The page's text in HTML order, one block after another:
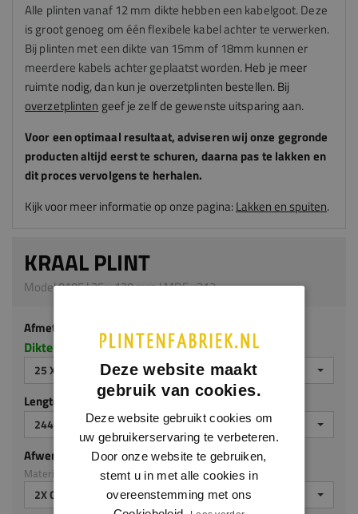
Alle plinten vanaf 12 mm dikte hebben een kabelgoot. Deze
is groot genoeg om één flexibele kabel achter te verwerken.
Bij plinten met een dikte van 15mm of 18mm kunnen er
meerdere kabels achter geplaatst worden.Heb je meer
ruimte nodig, dan kun je overzetplinten bestellen. Bij
overzetplinten geef je zelf de gewenste uitsparing aan.
Voor een optimaal resultaat, adviserenwijonze gegronde
producten altijd eerst te schuren, daarna pas te lakken en
dit proces vervolgens te herhalen.
Kijk voor meer informatie op onze pagina:Lakken en spuiten.
KRAAL PLINT
Model 0105 | 25 x 120 mm | MDF v313
Afmeting
Dikte x hoogte in millimeters
25 X 120 MM
Lengte (mm)
2440 MM
Afwerking
Materiaal: MDF v313
2X GEGROND
Deze website maakt
gebruik van cookies.
Deze website gebruikt cookies om
uw gebruikerservaring te verbeteren.
Door onze website te gebruiken,
stemt u in met alle cookies in
overeenstemming met ons